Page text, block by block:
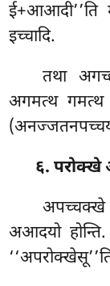
इच्चादि.
तथा
अगमत्थ गमत्थ
६. परोक्खे
अपच्चक्खे
अआदयो